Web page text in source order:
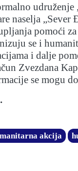
naselja
pomoći
se i
i dalje
Zvezdana
se mogu
akcija